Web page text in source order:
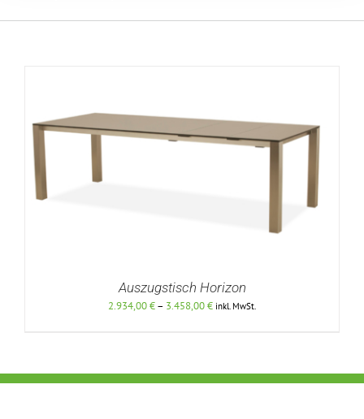
Auszugstisch Horizon
2.934,00€– 3.458,00€Preisspanne:
inkl. MwSt.